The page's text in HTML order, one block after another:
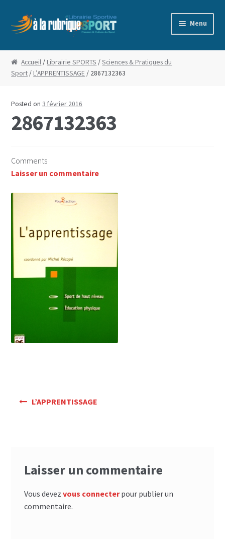
Aller
à
Aller
au
Menu
Accueil
Blog
Boutique
Commande
Conditions Générales de Vente
Mentions Légales
Mon Compte
Panier
Accueil / Librairie SPORTS /Sciences & Pratiques du
Sport / L’APPRENTISSAGE / 2867132363
Posted on3 février 2016
2867132363
Comments
Laisser un commentaire
Navigation
L’APPRENTISSAGE
Laisser un commentaire
Vous devezvous connecterpour publier un
commentaire.